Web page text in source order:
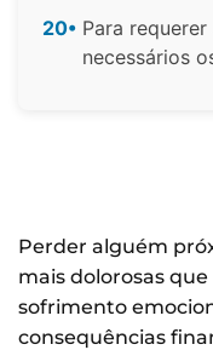
20• Para
necessários
Perder alguém
mais dolorosas
sofrimento
consequências